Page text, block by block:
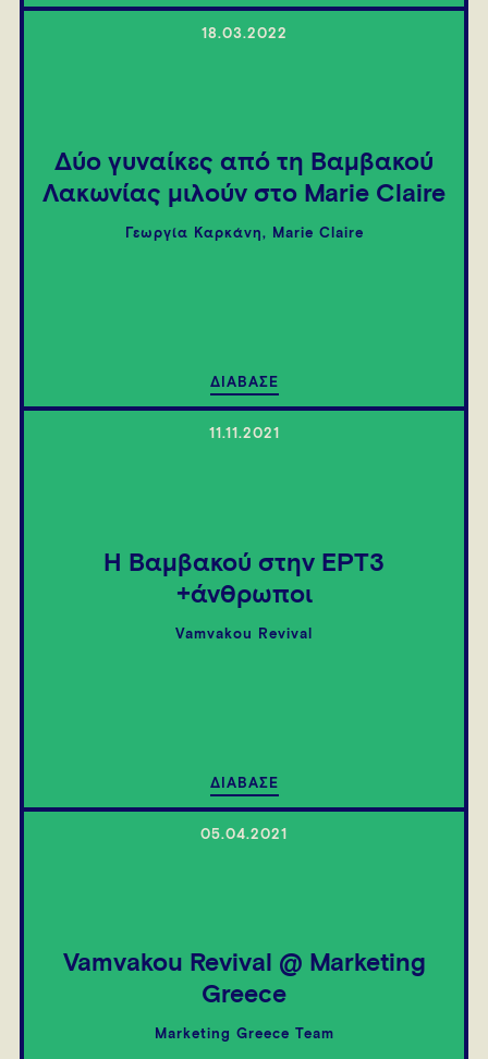
18.03.2022
Δύο γυναίκες από τη Βαμβακού
Λακωνίας μιλούν στο Marie Claire
Γεωργία Καρκάνη, Marie Claire
ΔΙΑΒΑΣΕ
11.11.2021
Η Βαμβακού στην ΕΡΤ3
+άνθρωποι
Vamvakou Revival
ΔΙΑΒΑΣΕ
05.04.2021
Vamvakou Revival @ Marketing
Greece
Marketing Greece Team